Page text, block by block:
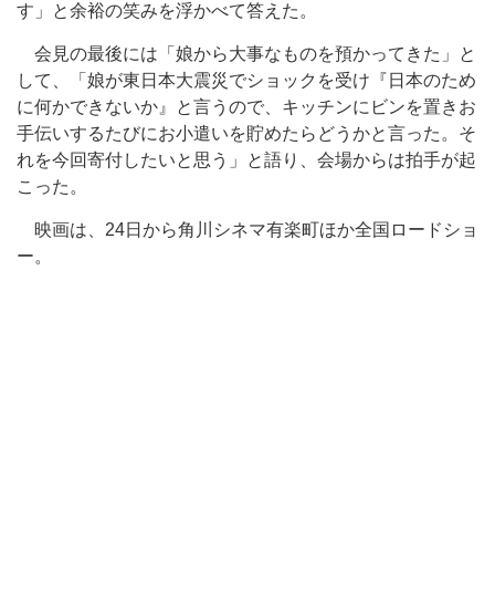
す」と余裕の笑みを浮かべて答えた。
会見の最後には「娘から大事なものを預かってきた」と
して、「娘が東日本大震災でショックを受け『日本のため
に何かできないか』と言うので、キッチンにビンを置きお
手伝いするたびにお小遣いを貯めたらどうかと言った。そ
れを今回寄付したいと思う」と語り、会場からは拍手が起
こった。
映画は、24日から角川シネマ有楽町ほか全国ロードショ
ー。